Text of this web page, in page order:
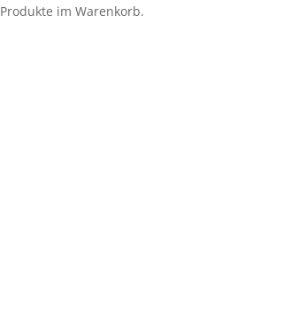
Produkte im Warenkorb.